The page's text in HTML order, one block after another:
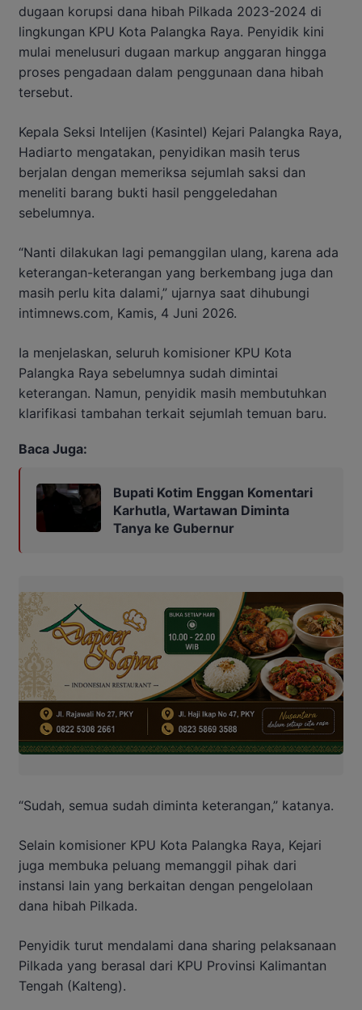
dugaan korupsi dana hibah Pilkada 2023-2024 di
lingkungan KPU Kota Palangka Raya. Penyidik kini
mulai menelusuri dugaan markup anggaran hingga
proses pengadaan dalam penggunaan dana hibah
tersebut.
Kepala Seksi Intelijen (Kasintel) Kejari Palangka Raya,
Hadiarto mengatakan, penyidikan masih terus
berjalan dengan memeriksa sejumlah saksi dan
meneliti barang bukti hasil penggeledahan
sebelumnya.
“Nanti dilakukan lagi pemanggilan ulang, karena ada
keterangan-keterangan yang berkembang juga dan
masih perlu kita dalami,” ujarnya saat dihubungi
intimnews.com, Kamis, 4 Juni 2026.
Ia menjelaskan, seluruh komisioner KPU Kota
Palangka Raya sebelumnya sudah dimintai
keterangan. Namun, penyidik masih membutuhkan
klarifikasi tambahan terkait sejumlah temuan baru.
Baca Juga:
Bupati Kotim Enggan Komentari
Karhutla, Wartawan Diminta
Tanya ke Gubernur
“Sudah, semua sudah diminta keterangan,” katanya.
Selain komisioner KPU Kota Palangka Raya, Kejari
juga membuka peluang memanggil pihak dari
instansi lain yang berkaitan dengan pengelolaan
dana hibah Pilkada.
Penyidik turut mendalami dana sharing pelaksanaan
Pilkada yang berasal dari KPU Provinsi Kalimantan
Tengah (Kalteng).